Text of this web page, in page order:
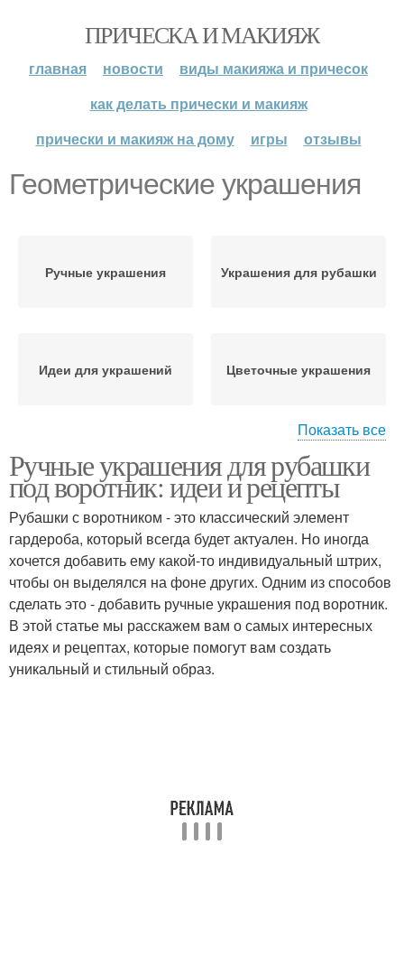
ПРИЧЕСКА И МАКИЯЖ
главная новости
виды макияжа и причесок
как делать прически и макияж
прически и макияж на дому
игры отзывы
Геометрические украшения
Ручные украшения Украшения для рубашки
Идеи для украшений Цветочные украшения
элементами
Рецепты для украшений
Украшения из ткани Украшения из керамики
Показать все
Ручные украшения для рубашки
под воротник: идеи и рецепты
Рубашки с воротником - это классический элемент
гардероба, который всегда будет актуален. Но иногда
хочется добавить ему какой-то индивидуальный штрих,
чтобы он выделялся на фоне других. Одним из способов
сделать это - добавить ручные украшения под воротник.
В этой статье мы расскажем вам о самых интересных
идеях и рецептах, которые помогут вам создать
уникальный и стильный образ.